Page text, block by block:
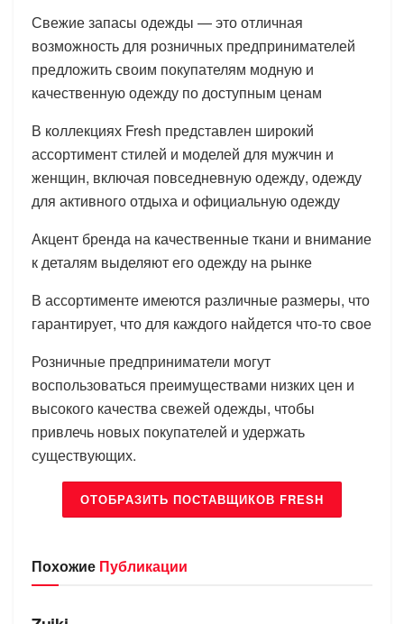
Свежие запасы одежды — это отличная
возможность для розничных предпринимателей
предложить своим покупателям модную и
качественную одежду по доступным ценам
В коллекциях Fresh представлен широкий
ассортимент стилей и моделей для мужчин и
женщин, включая повседневную одежду, одежду
для активного отдыха и официальную одежду
Акцент бренда на качественные ткани и внимание
к деталям выделяют его одежду на рынке
В ассортименте имеются различные размеры, что
гарантирует, что для каждого найдется что-то свое
Розничные предприниматели могут
воспользоваться преимуществами низких цен и
высокого качества свежей одежды, чтобы
привлечь новых покупателей и удержать
существующих.
ОТОБРАЗИТЬ ПОСТАВЩИКОВ FRESH
Похожие Публикации
БРЕНДЫ